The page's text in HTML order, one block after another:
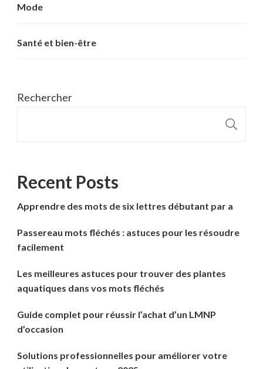
Mode
Santé et bien-être
Rechercher
Recent Posts
Apprendre des mots de six lettres débutant par a
Passereau mots fléchés : astuces pour les résoudre
facilement
Les meilleures astuces pour trouver des plantes
aquatiques dans vos mots fléchés
Guide complet pour réussir l’achat d’un LMNP
d’occasion
Solutions professionnelles pour améliorer votre